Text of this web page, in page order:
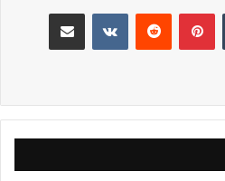
بينتيريست